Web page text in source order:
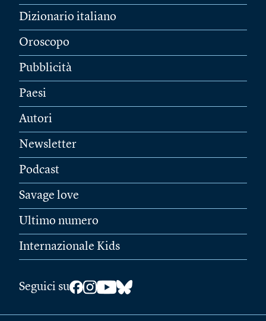
Dizionario italiano
Oroscopo
Pubblicità
Paesi
Autori
Newsletter
Podcast
Savage love
Ultimo numero
Internazionale Kids
Seguici su